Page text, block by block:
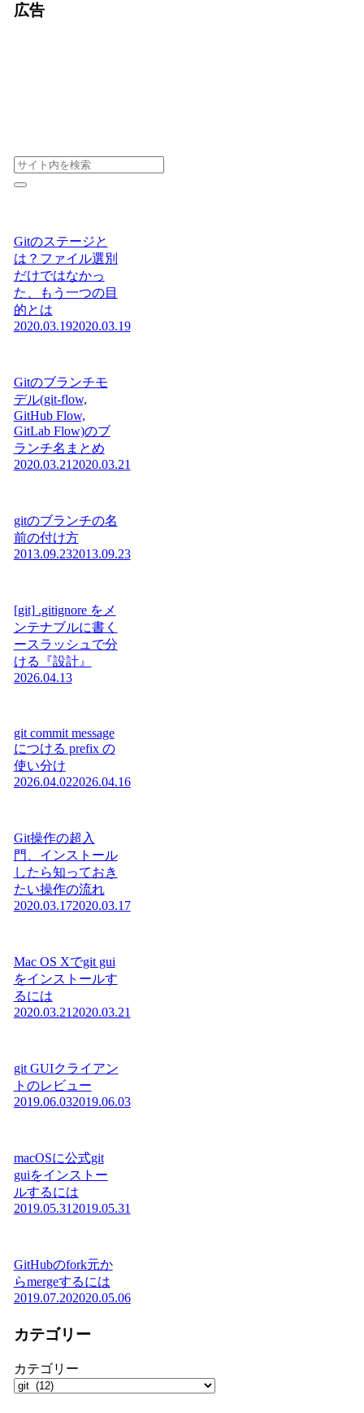
広告
Gitのステージと
は？ファイル選別
だけではなかっ
た、もう一つの目
的とは
2020.03.192020.03.19
Gitのブランチモ
デル(git-flow,
GitHub Flow,
GitLab Flow)のブ
ランチ名まとめ
2020.03.212020.03.21
gitのブランチの名
前の付け方
2013.09.232013.09.23
[git] .gitignore をメ
ンテナブルに書く
ースラッシュで分
ける『設計』
2026.04.13
git commit message
につける prefix の
使い分け
2026.04.022026.04.16
Git操作の超入
門、インストール
したら知っておき
たい操作の流れ
2020.03.172020.03.17
Mac OS Xでgit gui
をインストールす
るには
2020.03.212020.03.21
git GUIクライアン
トのレビュー
2019.06.032019.06.03
macOSに公式git
guiをインストー
ルするには
2019.05.312019.05.31
GitHubのfork元か
らmergeするには
2019.07.202020.05.06
カテゴリー
カテゴリー